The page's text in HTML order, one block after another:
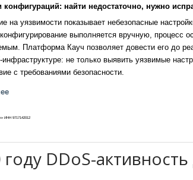
конфигураций: найти недостаточно, нужно
на уязвимости показывает небезопасные
выполняется вручную, процесс
Платформа Кауч позволяет довести его до
не только выявить уязвимые
с требованиями безопасности.
ИНН 9717142012
DDoS-